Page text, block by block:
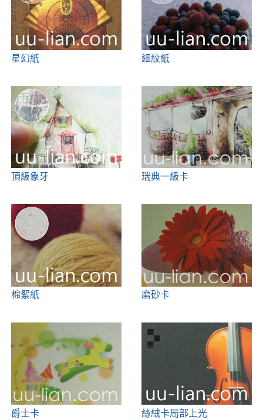
星幻紙 細紋紙
頂級象牙 瑞典一級卡
棉絮紙 磨砂卡
爵士卡 絲絨卡局部上光